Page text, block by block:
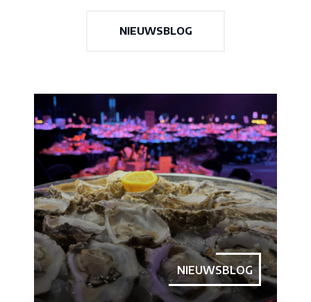
NIEUWSBLOG
NIEUWSBLOG